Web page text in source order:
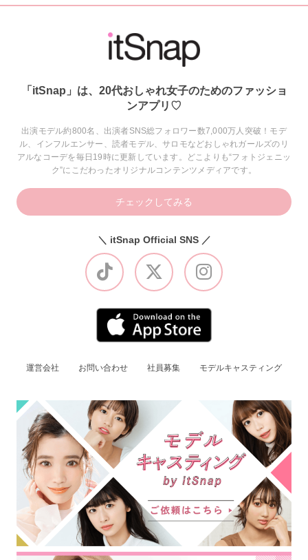
「itSnap」は、20代おしゃれ女子のためのファッショ
ンアプリ♡
出演モデル約800名、出演者SNS総フォロワー数7,000万人突破！モデ
ル、インフルエンサー、読者モデル、サロモなどおしゃれガールズのリ
アルなコーデを毎日19時に更新しています。どこよりも“フォトジェニッ
ク”にこだわったオリジナルコンテンツメディアです。
チェックしてみる
＼ itSnap Official SNS ／
運営会社 お問い合わせ 社員募集 モデルキャスティング